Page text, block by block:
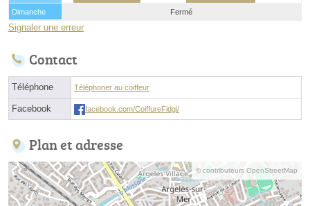
Dimanche
Fermé
Signaler une erreur
Contact
Téléphone Téléphoner au coiffeur
Facebook facebook.com/CoiffureFidgi/
Plan et adresse
© contributeurs OpenStreetMap